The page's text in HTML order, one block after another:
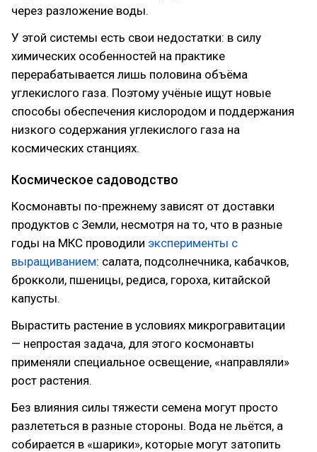
через разложение воды.
У этой системы есть свои недостатки: в силу
химических особенностей на практике
перерабатывается лишь половина объёма
углекислого газа. Поэтому учёные ищут новые
способы обеспечения кислородом и поддержания
низкого содержания углекислого газа на
космических станциях.
Космическое садоводство
Космонавты по-прежнему зависят от доставки
продуктов с Земли, несмотря на то, что в разные
годы на МКС проводили эксперименты с
выращиванием: салата, подсолнечника, кабачков,
брокколи, пшеницы, редиса, гороха, китайской
капусты.
Вырастить растение в условиях микрогравитации
— непростая задача, для этого космонавты
применяли специальное освещение, «направляли»
рост растения.
Без влияния силы тяжести семена могут просто
разлететься в разные стороны. Вода не льётся, а
собирается в «шарики», которые могут затопить